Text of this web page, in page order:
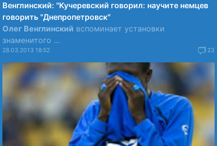
Венглинский: "Кучеревский говорил: научите немцев
говорить "Днепропетровск"
Олег Венглинский вспоминает установки
знаменитого ...
28.03.2013 18:52 23